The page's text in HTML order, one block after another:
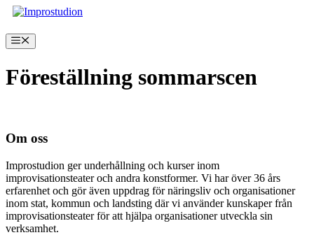
Hoppa
innehållMeny
Föreställning sommarscen
Om oss
Improstudion ger underhållning och kurser inom
improvisationsteater och andra konstformer. Vi har över 36 års
erfarenhet och gör även uppdrag för näringsliv och organisationer
inom stat, kommun och landsting där vi använder kunskaper från
improvisationsteater för att hjälpa organisationer utveckla sin
verksamhet.